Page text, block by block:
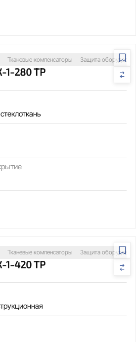
Тканевые компенсаторы Защита
280 ТР
Тканевые компенсаторы Защита
420 ТР